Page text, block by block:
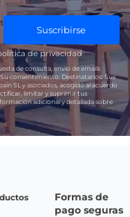
Suscribirse
de privacidad
de consulta, envío de emails
Su consentimiento. Destinatarios: Sus
SL y asociados, acogido al acuerdo
limitar y suprimir tus
adicional y detallada sobre
Formas de
pago seguras